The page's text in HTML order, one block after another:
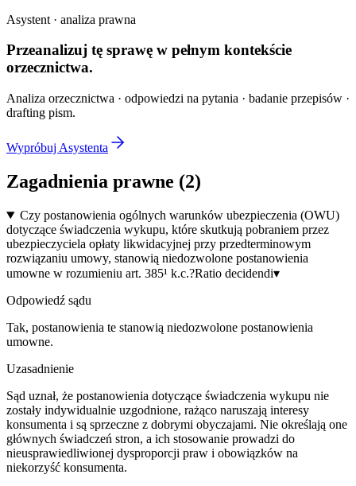
Asystent · analiza prawna
Przeanalizuj tę sprawę w pełnym kontekście
orzecznictwa.
Analiza orzecznictwa · odpowiedzi na pytania · badanie przepisów ·
drafting pism.
Wypróbuj Asystenta
Zagadnienia prawne (2)
Czy postanowienia ogólnych warunków ubezpieczenia (OWU)
dotyczące świadczenia wykupu, które skutkują pobraniem przez
ubezpieczyciela opłaty likwidacyjnej przy przedterminowym
rozwiązaniu umowy, stanowią niedozwolone postanowienia
umowne w rozumieniu art. 385¹ k.c.?Ratio decidendi▾
Odpowiedź sądu
Tak, postanowienia te stanowią niedozwolone postanowienia
umowne.
Uzasadnienie
Sąd uznał, że postanowienia dotyczące świadczenia wykupu nie
zostały indywidualnie uzgodnione, rażąco naruszają interesy
konsumenta i są sprzeczne z dobrymi obyczajami. Nie określają one
głównych świadczeń stron, a ich stosowanie prowadzi do
nieusprawiedliwionej dysproporcji praw i obowiązków na
niekorzyść konsumenta.